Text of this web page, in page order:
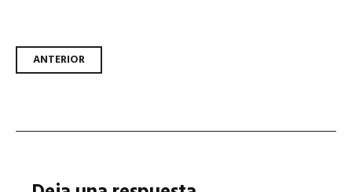
Navegador de artículos
ANTERIOR